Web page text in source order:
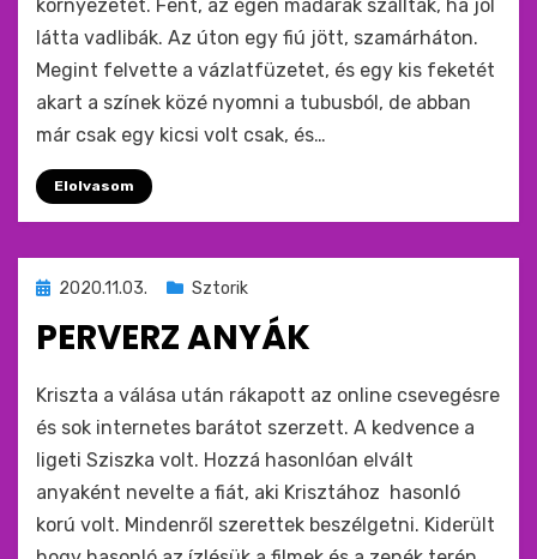
környezetét. Fent, az égen madarak szálltak, ha jól
látta vadlibák. Az úton egy fiú jött, szamárháton.
Megint felvette a vázlatfüzetet, és egy kis feketét
akart a színek közé nyomni a tubusból, de abban
már csak egy kicsi volt csak, és…
Elolvasom
Beküldve
2020.11.03. Sztorik
PERVERZ ANYÁK
monkey
Kriszta a válása után rákapott az online csevegésre
és sok internetes barátot szerzett. A kedvence a
ligeti Sziszka volt. Hozzá hasonlóan elvált
anyaként nevelte a fiát, aki Krisztához hasonló
korú volt. Mindenről szerettek beszélgetni. Kiderült